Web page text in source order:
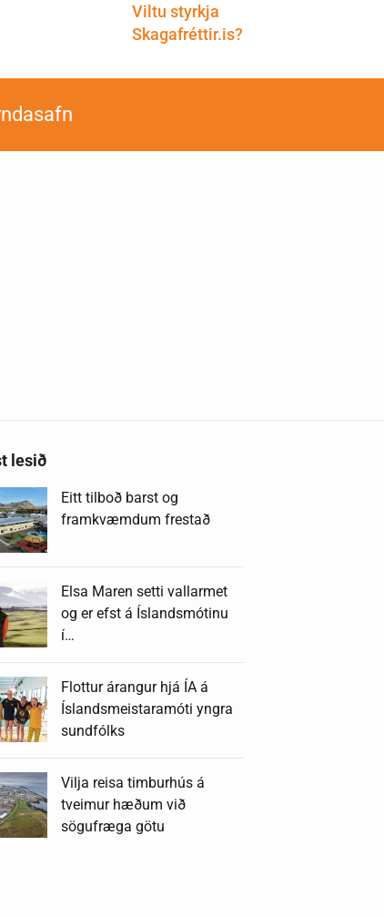
Viltu styrkja
Skagafréttir.is?
lesið
Eitt tilboð barst og
framkvæmdum frestað
Elsa Maren setti vallarmet
og er efst á Íslandsmótinu
í…
Flottur árangur hjá ÍA á
Íslandsmeistaramóti yngra
sundfólks
Vilja reisa timburhús á
tveimur hæðum við
sögufræga götu